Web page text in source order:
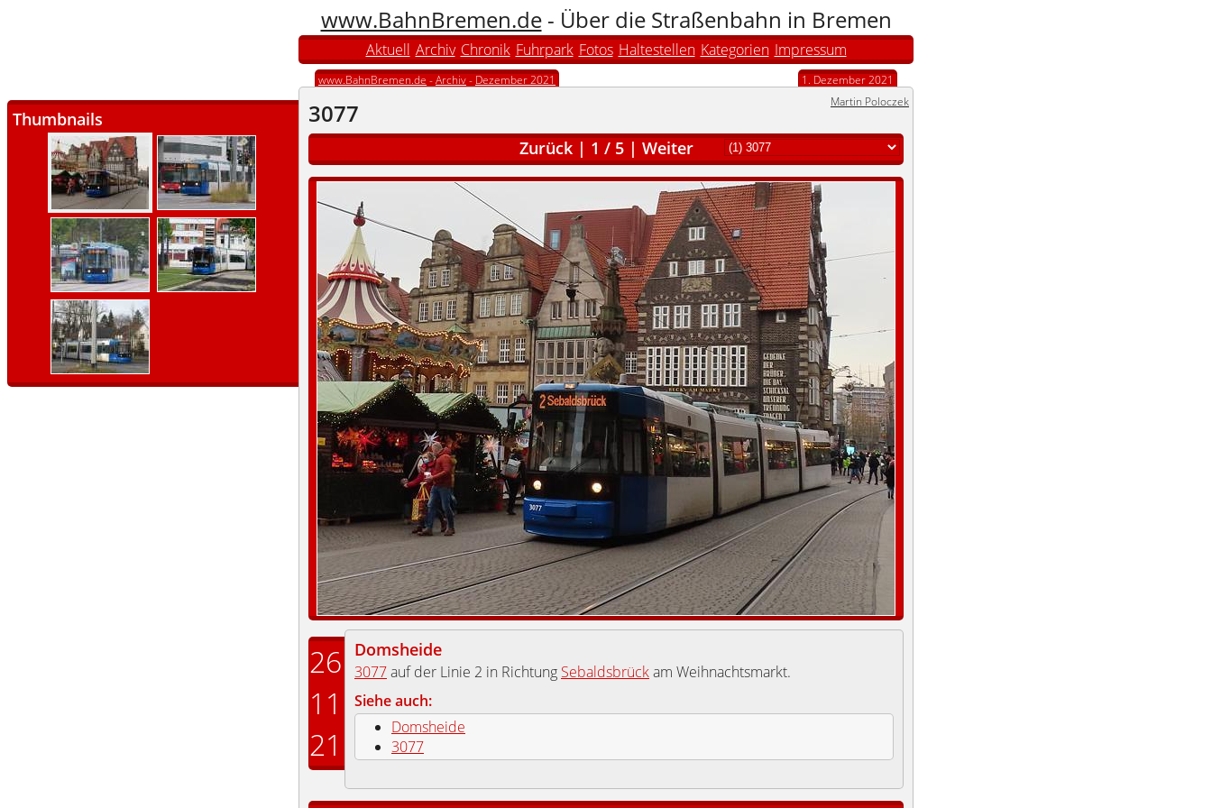
www.BahnBremen.de- Über die Straßenbahn in Bremen
Aktuell Archiv Chronik Fuhrpark Fotos Haltestellen Kategorien Impressum
Thumbnails
www.BahnBremen.de -Archiv- Dezember 2021 1. Dezember 2021
3077 Martin Poloczek
Zurück | 1 / 5 | Weiter
26
11
21
Domsheide
3077auf der Linie 2 in Richtung Sebaldsbrückam Weihnachtsmarkt.
Siehe auch:
Domsheide
3077